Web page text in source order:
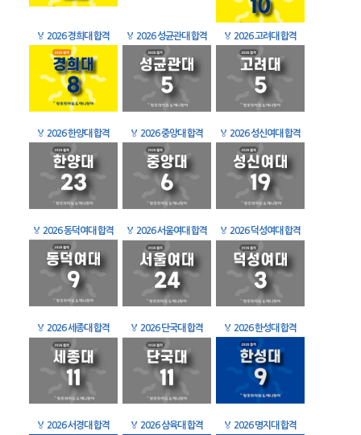
🏅 2026 경희대 합격 🏅 2026 성균관대 합격 🏅 2026 고려대 합격
🏅 2026 한양대 합격 🏅 2026 중앙대 합격 🏅 2026 성신여대 합격
🏅 2026 동덕여대 합격 🏅 2026 서울여대 합격 🏅 2026 덕성여대 합격
🏅 2026 세종대 합격 🏅 2026 단국대 합격 🏅 2026 한성대 합격
🏅 2026 서경대 합격 🏅 2026 삼육대 합격 🏅 2026 명지대 합격